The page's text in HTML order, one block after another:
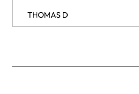
THOMAS D